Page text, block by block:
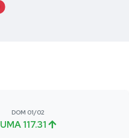
DOM 01/02
UMA 117.31